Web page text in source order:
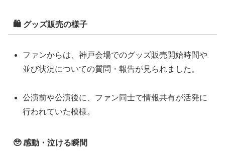
🛍 グッズ販売の様子
ファンからは、神戸会場でのグッズ販売開始時間や
並び状況についての質問・報告が見られました。
公演前や公演後に、ファン同士で情報共有が活発に
行われていた模様。
🥹 感動・泣ける瞬間